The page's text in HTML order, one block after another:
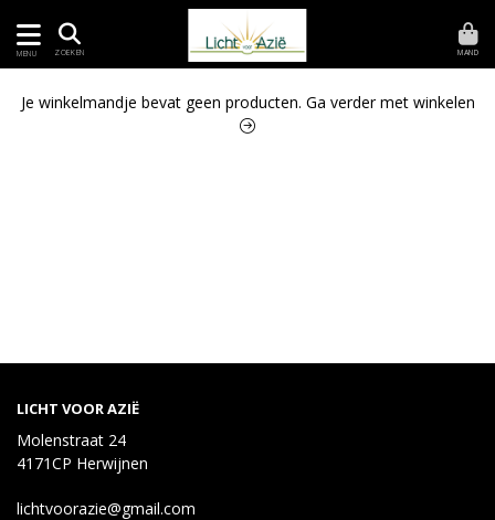
MENU ZOEKEN MAND
Je winkelmandje bevat geen producten. Ga verder met winkelen
LICHT VOOR AZIË
Molenstraat 24
4171CP Herwijnen
lichtvoorazie@gmail.com